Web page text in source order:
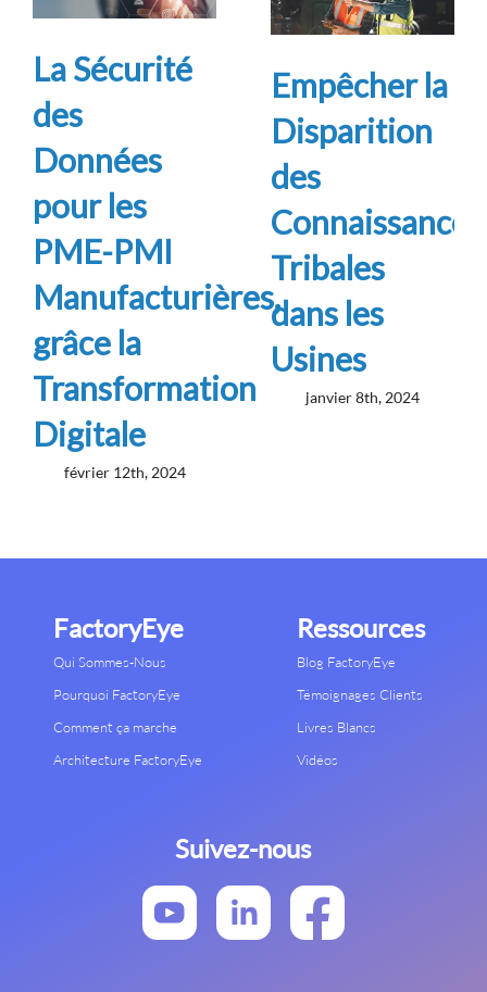
La Sécurité
des
Données
pour les
PME-PMI
Manufacturières,
grâce la
Transformation
Digitale
février 12th, 2024
Empêcher la
Disparition
des
Connaissances
Tribales
dans les
Usines
janvier 8th, 2024
FactoryEye
Qui Sommes-Nous
Pourquoi FactoryEye
Comment ça marche
Architecture FactoryEye
Ressources
Blog FactoryEye
Témoignages Clients
Livres Blancs
Vidéos
Suivez-nous